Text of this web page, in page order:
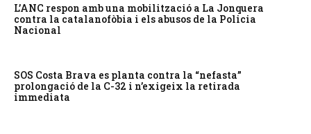
L’ANC respon amb una mobilització a La Jonquera
contra la catalanofòbia i els abusos de la Policia
Nacional
SOS Costa Brava es planta contra la “nefasta”
prolongació de la C-32 i n’exigeix la retirada
immediata